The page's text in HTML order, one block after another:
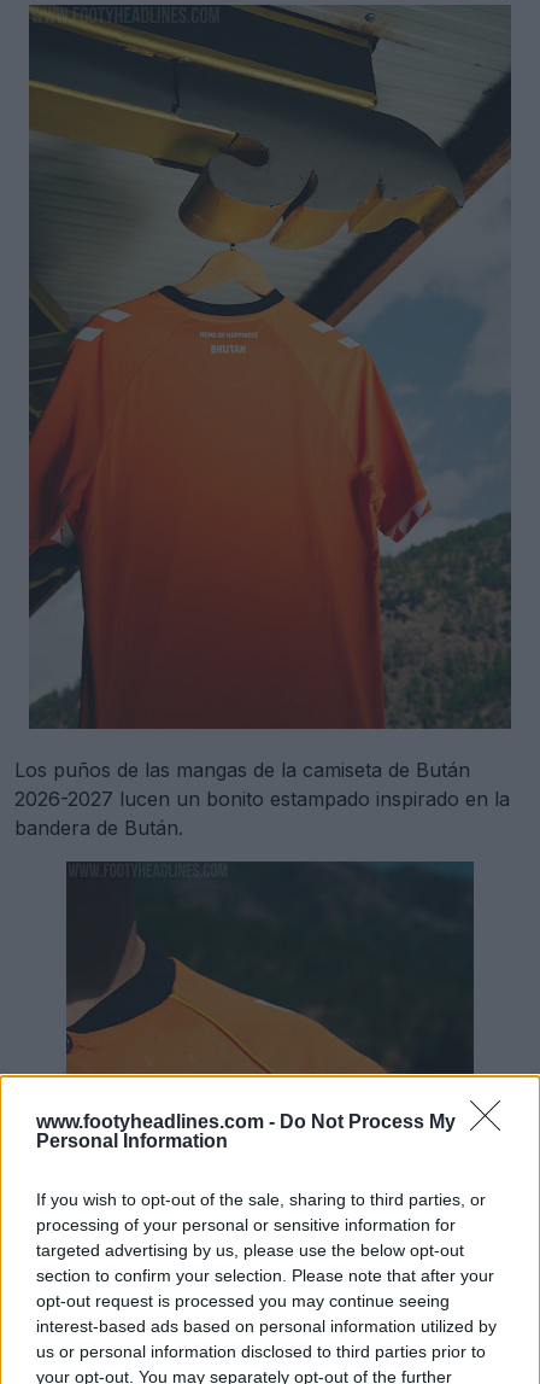
www.footyheadlines.com - Do Not Process My
Personal Information
If you wish to opt-out of the sale, sharing to third parties, or
processing of your personal or sensitive information for
targeted advertising by us, please use the below opt-out
section to confirm your selection. Please note that after your
opt-out request is processed you may continue seeing
interest-based ads based on personal information utilized by
us or personal information disclosed to third parties prior to
your opt-out. You may separately opt-out of the further
Los puños de las mangas de la camiseta de Bután
2026-2027 lucen un bonito estampado inspirado en la
bandera de Bután.